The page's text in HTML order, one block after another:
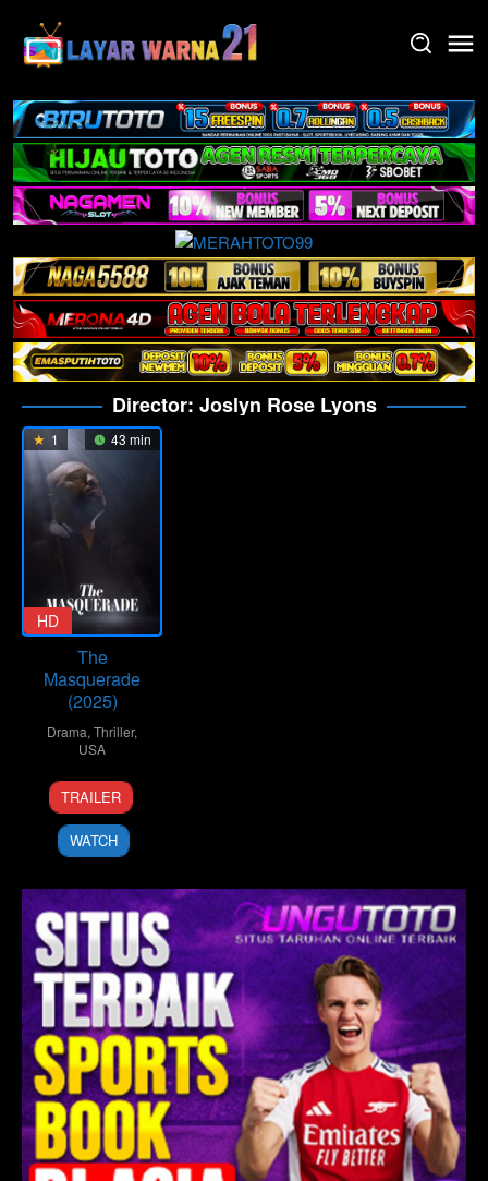
content
Director: Joslyn Rose Lyons
1 43 min
HD
The
Masquerade
(2025)
Drama,Thriller,
USA
15
Apr
2025
Joslyn
Rose
Lyons
TRAILER
WATCH